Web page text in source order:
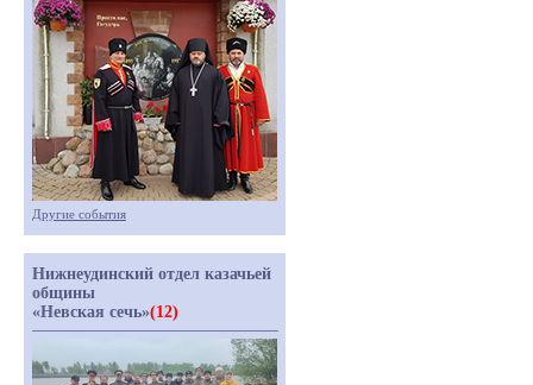
Другие события
Нижнеудинский отдел казачьей
общины
«Невская сечь»(12)